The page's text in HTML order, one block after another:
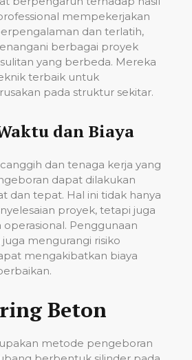
mempekerjakan
dan terlatih,
berbagai proyek
yang berbeda. Mereka
terbaik untuk
pada struktur sekitar.
dan Biaya
dan tenaga kerja yang
dapat dilakukan
dan tepat. Hal ini tidak hanya
proyek, tetapi juga
Penggunaan
mengurangi risiko
mengakibatkan biaya
Beton
metode pengeboran